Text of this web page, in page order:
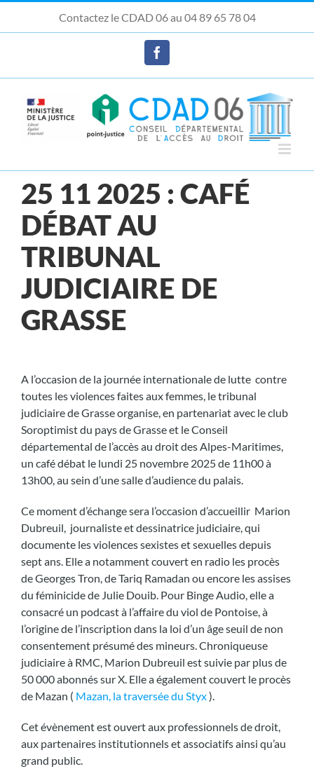
Ouvrir la barre d’outils
Contactez le CDAD 06 au 04 89 65 78 04
Facebook
25 11 2025 : CAFÉ
DÉBAT AU
TRIBUNAL
JUDICIAIRE DE
GRASSE
A l’occasion de la journée internationale de lutte contre
toutes les violences faites aux femmes, le tribunal
judiciaire de Grasse organise, en partenariat avec le club
Soroptimist du pays de Grasse et le Conseil
départemental de l’accès au droit des Alpes-Maritimes,
un café débat le lundi 25 novembre 2025 de 11h00 à
13h00, au sein d’une salle d’audience du palais.
Ce moment d’échange sera l’occasion d’accueillir Marion
Dubreuil, journaliste et dessinatrice judiciaire, qui
documente les violences sexistes et sexuelles depuis
sept ans. Elle a notamment couvert en radio les procès
de Georges Tron, de Tariq Ramadan ou encore les assises
du féminicide de Julie Douib. Pour Binge Audio, elle a
consacré un podcast à l’affaire du viol de Pontoise, à
l’origine de l’inscription dans la loi d’un âge seuil de non
consentement présumé des mineurs. Chroniqueuse
judiciaire à RMC, Marion Dubreuil est suivie par plus de
50 000 abonnés sur X. Elle a également couvert le procès
de Mazan ( Mazan, la traversée du Styx).
Cet évènement est ouvert aux professionnels de droit,
aux partenaires institutionnels et associatifs ainsi qu’au
grand public.